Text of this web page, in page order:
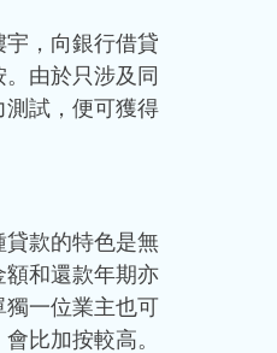
，向銀行借貸
由於只涉及同
試，便可獲得
款的特色是無
和還款年期亦
一位業主也可
比加按較高。